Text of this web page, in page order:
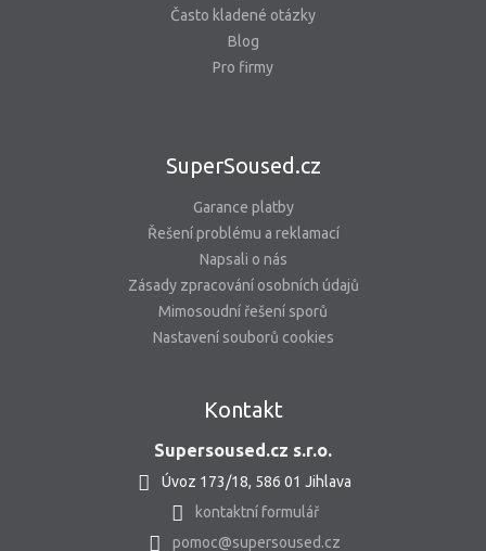
Často kladené otázky
Blog
Pro firmy
SuperSoused.cz
Garance platby
Řešení problému a reklamací
Napsali o nás
Zásady zpracování osobních údajů
Mimosoudní řešení sporů
Nastavení souborů cookies
Kontakt
Supersoused.cz s.r.o.
Úvoz 173/18, 586 01 Jihlava
kontaktní formulář
pomoc@supersoused.cz